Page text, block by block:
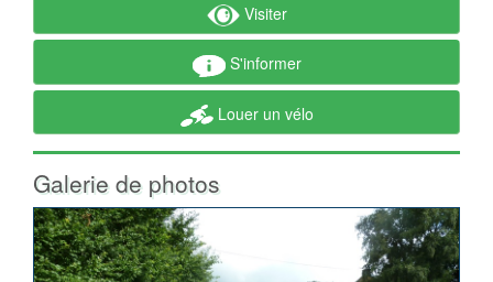
Visiter
S'informer
Louer un vélo
Galerie de photos